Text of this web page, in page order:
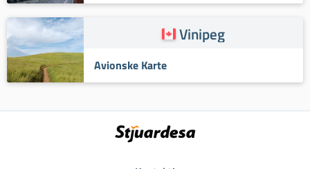
Vinipeg
Avionske Karte